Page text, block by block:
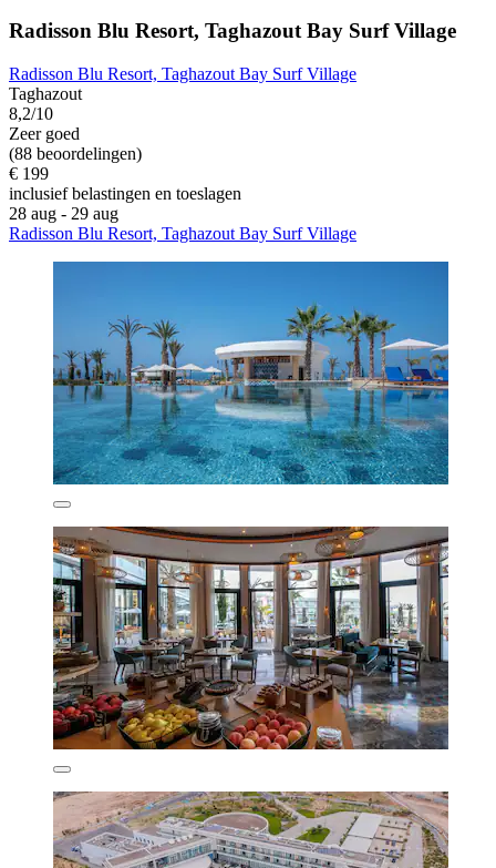
Radisson Blu Resort, Taghazout Bay Surf Village
Radisson Blu Resort, Taghazout Bay Surf Village
Taghazout
8,2/10
Zeer goed
(88 beoordelingen)
€ 199
inclusief belastingen en toeslagen
28 aug - 29 aug
Radisson Blu Resort, Taghazout Bay Surf Village